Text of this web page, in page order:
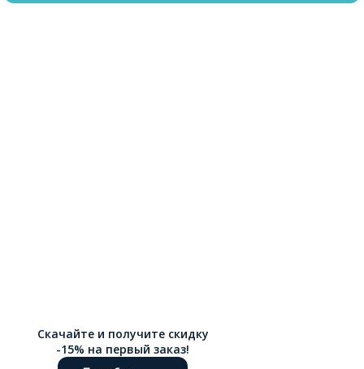
Скачайте и получите скидку
-15% на первый заказ!